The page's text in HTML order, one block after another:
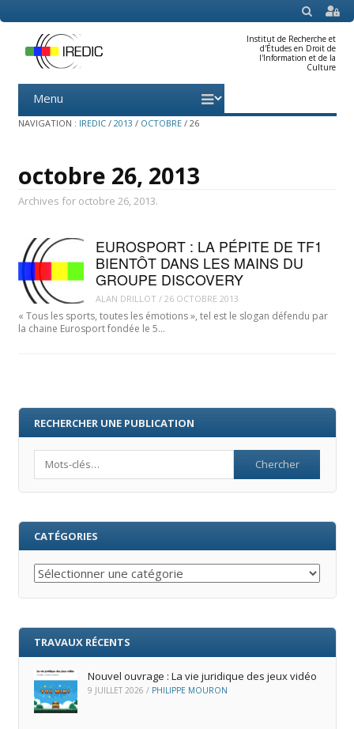
SEARCH
Institut de Recherche et
d'Études en Droit de
l'Information et de la
Culture
Menu
content
NAVIGATION : IREDIC / 2013 / OCTOBRE / 26
octobre 26, 2013
Archives for octobre 26, 2013.
EUROSPORT : LA PÉPITE DE TF1
BIENTÔT DANS LES MAINS DU
GROUPE DISCOVERY
ALAN DRILLOT / 26 OCTOBRE 2013
« Tous les sports, toutes les émotions », tel est le slogan défendu par
la chaine Eurosport fondée le 5…
RECHERCHER UNE PUBLICATION
CATÉGORIES
Catégories
TRAVAUX RÉCENTS
Nouvel ouvrage : La vie juridique des jeux vidéo
9 JUILLET 2026 / PHILIPPE MOURON